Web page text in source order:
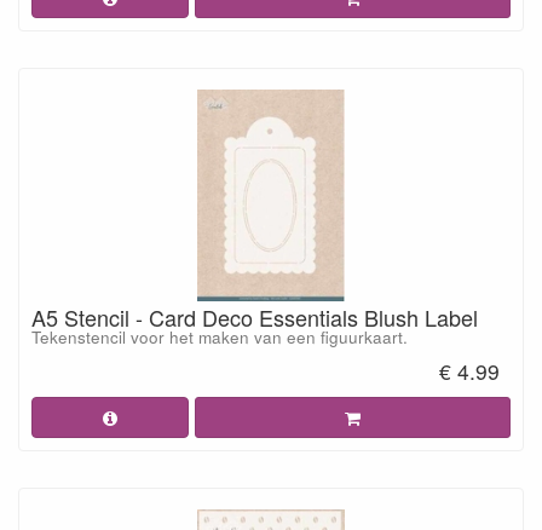
A5 Stencil - Card Deco Essentials Blush Label
Tekenstencil voor het maken van een figuurkaart.
€ 4.99